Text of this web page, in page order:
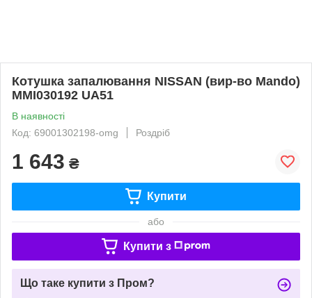
Котушка запалювання NISSAN (вир-во Mando)
MMI030192 UA51
В наявності
Код: 69001302198-omg
Роздріб
1 643 ₴
Купити
або
Купити з
Що таке купити з Пром?